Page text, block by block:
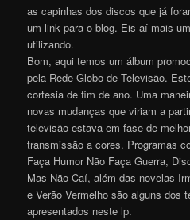
as capinhas dos discos que já
um link para o blog. Eis aí mais
utilizando.
Bom, aqui temos um álbum
pela Rede Globo de Televisão.
cortesia de fim de ano. Uma
novas mudanças que viriam a
televisão estava em fase de
transmissão a cores. Programas
Faça Humor Não Faça Guerra,
Mas Não Caí, além das novelas
e Verão Vermelho são alguns dos
apresentados neste lp.